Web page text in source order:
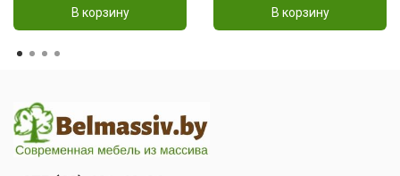
В корзину В корзину